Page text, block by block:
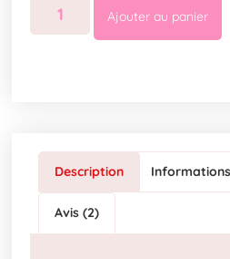
Ajouter au panier
Description
Avis (2)